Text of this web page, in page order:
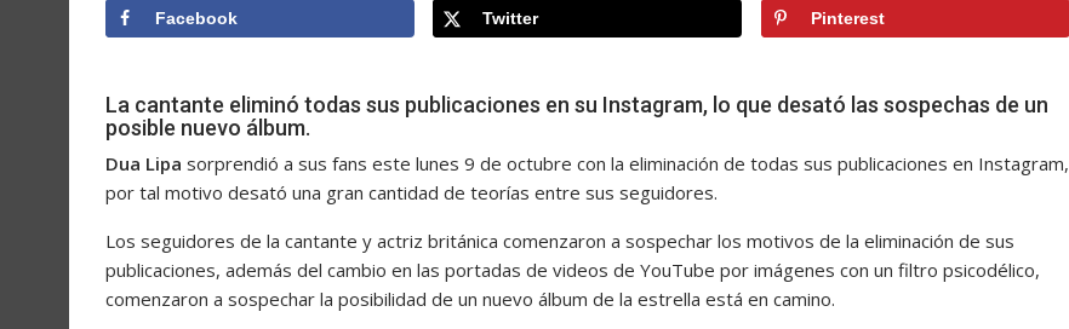
Facebook Twitter Pinterest
La cantante eliminó todas sus publicaciones en su Instagram, lo que desató las sospechas de un
posible nuevo álbum.
Dua Lipa sorprendió a sus fans este lunes 9 de octubre con la eliminación de todas sus publicaciones en Instagram,
por tal motivo desató una gran cantidad de teorías entre sus seguidores.
Los seguidores de la cantante y actriz británica comenzaron a sospechar los motivos de la eliminación de sus
publicaciones, además del cambio en las portadas de videos de YouTube por imágenes con un filtro psicodélico,
comenzaron a sospechar la posibilidad de un nuevo álbum de la estrella está en camino.